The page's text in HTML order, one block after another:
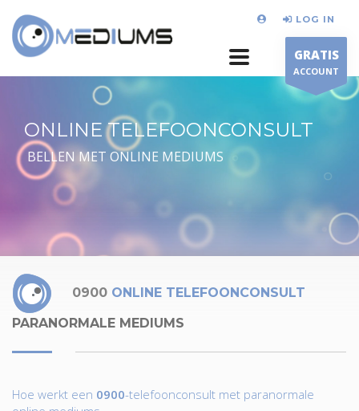
LOG IN
GRATIS
ACCOUNT
ONLINE TELEFOONCONSULT
BELLEN MET ONLINE MEDIUMS
0900 ONLINE TELEFOONCONSULT
PARANORMALE MEDIUMS
Hoe werkt een 0900-telefoonconsult met paranormale